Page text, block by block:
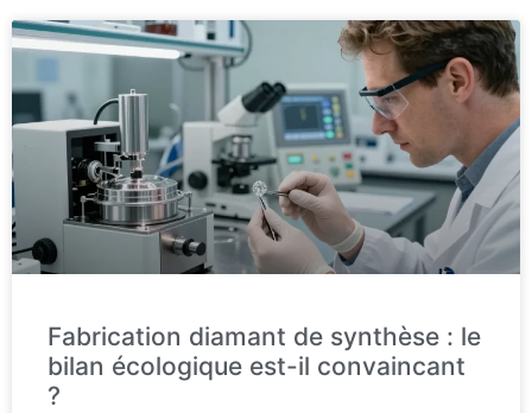
Fabrication diamant de synthèse : le
bilan écologique est-il convaincant
?